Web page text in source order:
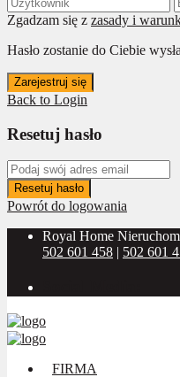
Zgadzam się z zasady i
Hasło zostanie do Ciebie
Zarejestruj się
Back to Login
Resetuj hasło
Resetuj hasło
Powrót do logowania
Royal Home
502 601 458 | 502 601
FIRMA